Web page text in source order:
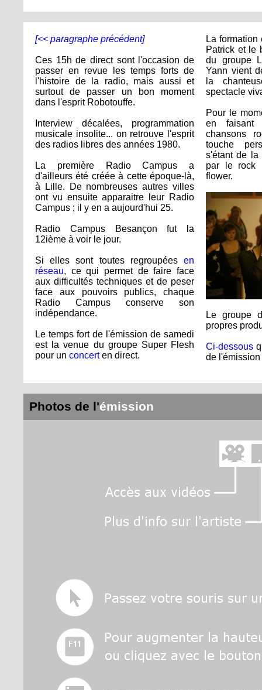
[<< paragraphe précédent]
Ces 15h de direct sont l'occasion de
passer en revue les temps forts de
l'histoire de la radio, mais aussi et
surtout de passer un bon moment
dans l'esprit Robotouffe.
Interview décalées, programmation
musicale insolite... on retrouve l'esprit
des radios libres des années 1980.
La première Radio Campus a
d'ailleurs été créée à cette époque-là,
à Lille. De nombreuses autres villes
ont vu ensuite apparaitre leur Radio
Campus ; il y en a aujourd'hui 25.
Radio Campus Besançon fut la
12ième à voir le jour.
Si elles sont toutes regroupées en
réseau, ce qui permet de faire face
aux difficultés techniques et de peser
face aux pouvoirs publics, chaque
Radio Campus conserve son
indépendance.
Le temps fort de l'émission de samedi
est la venue du groupe Super Flesh
pour un concerten direct.
La
Patrick et le
du groupe
Yann vient
la
spectacle
Pour le
en faisant
chansons
touche
s'étant de la
par le rock
flower.
Le groupe
propres
Ci-dessous
de
Photos de l'émission